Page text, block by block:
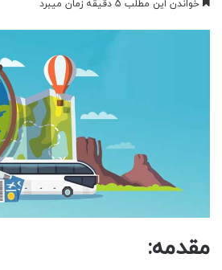
خواندن این مطلب 5 دقیقه زمان میبرد
مقدمه: